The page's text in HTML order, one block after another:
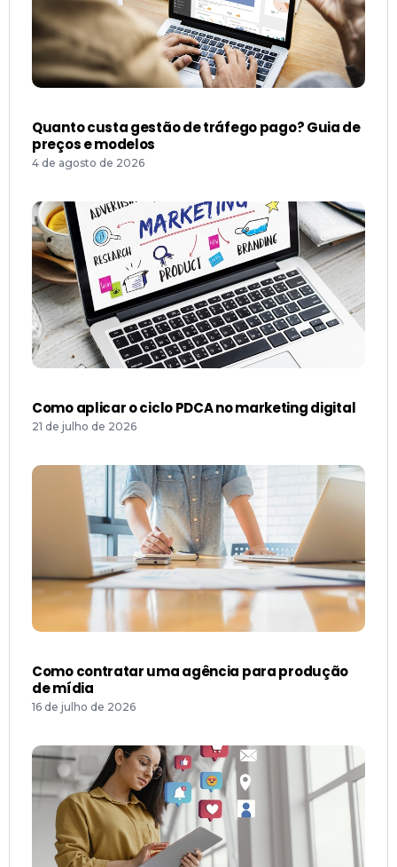
Quanto custa gestão de tráfego pago? Guia de
preços e modelos
4 de agosto de 2026
Como aplicar o ciclo PDCA no marketing digital
21 de julho de 2026
Como contratar uma agência para produção
de mídia
16 de julho de 2026